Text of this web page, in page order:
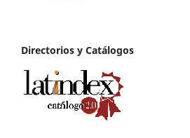
Directorios y Catálogos